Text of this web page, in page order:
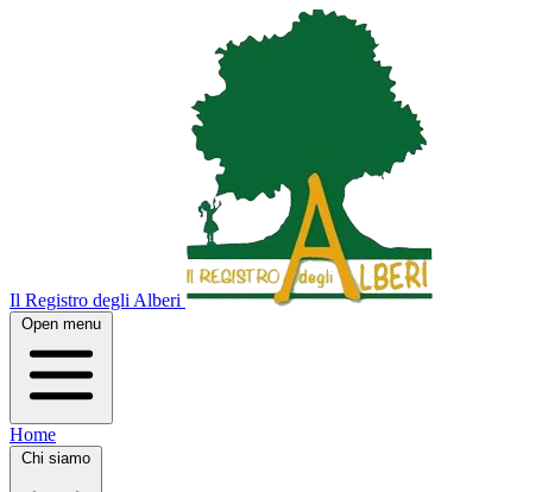
Il Registro degli Alberi
Open menu
Home
Chi siamo